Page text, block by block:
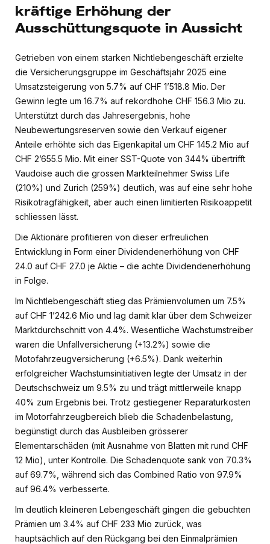
kräftige Erhöhung der
Ausschüttungsquote in Aussicht
Getrieben von einem starken Nichtlebengeschäft erzielte
die Versicherungsgruppe im Geschäftsjahr 2025 eine
Umsatzsteigerung von 5.7% auf CHF 1’518.8 Mio. Der
Gewinn legte um 16.7% auf rekordhohe CHF 156.3 Mio zu.
Unterstützt durch das Jahresergebnis, hohe
Neubewertungsreserven sowie den Verkauf eigener
Anteile erhöhte sich das Eigenkapital um CHF 145.2 Mio auf
CHF 2’655.5 Mio. Mit einer SST-Quote von 344% übertrifft
Vaudoise auch die grossen Markteilnehmer Swiss Life
(210%) und Zurich (259%) deutlich, was auf eine sehr hohe
Risikotragfähigkeit, aber auch einen limitierten Risikoappetit
schliessen lässt.
Die Aktionäre profitieren von dieser erfreulichen
Entwicklung in Form einer Dividendenerhöhung von CHF
24.0 auf CHF 27.0 je Aktie – die achte Dividendenerhöhung
in Folge.
Im Nichtlebengeschäft stieg das Prämienvolumen um 7.5%
auf CHF 1’242.6 Mio und lag damit klar über dem Schweizer
Marktdurchschnitt von 4.4%. Wesentliche Wachstumstreiber
waren die Unfallversicherung (+13.2%) sowie die
Motofahrzeugversicherung (+6.5%). Dank weiterhin
erfolgreicher Wachstumsinitiativen legte der Umsatz in der
Deutschschweiz um 9.5% zu und trägt mittlerweile knapp
40% zum Ergebnis bei. Trotz gestiegener Reparaturkosten
im Motorfahrzeugbereich blieb die Schadenbelastung,
begünstigt durch das Ausbleiben grösserer
Elementarschäden (mit Ausnahme von Blatten mit rund CHF
12 Mio), unter Kontrolle. Die Schadenquote sank von 70.3%
auf 69.7%, während sich das Combined Ratio von 97.9%
auf 96.4% verbesserte.
Im deutlich kleineren Lebengeschäft gingen die gebuchten
Prämien um 3.4% auf CHF 233 Mio zurück, was
hauptsächlich auf den Rückgang bei den Einmalprämien